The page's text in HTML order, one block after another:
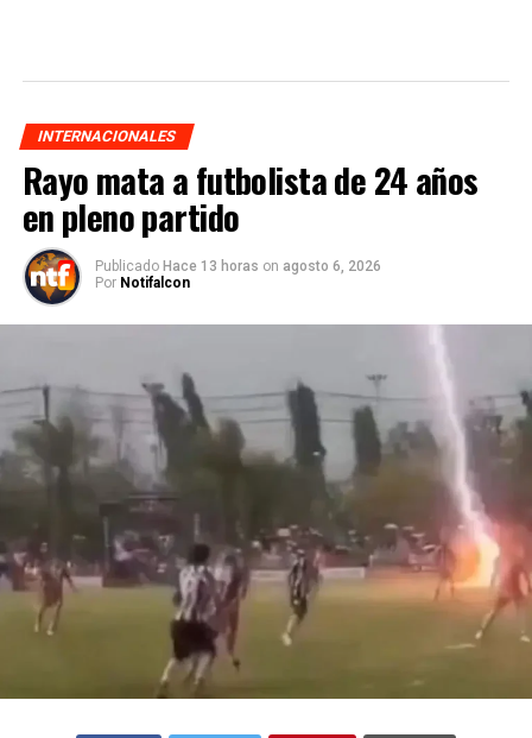
INTERNACIONALES
Rayo mata a futbolista de 24 años
en pleno partido
Publicado Hace 13 horas on agosto 6, 2026
Por Notifalcon